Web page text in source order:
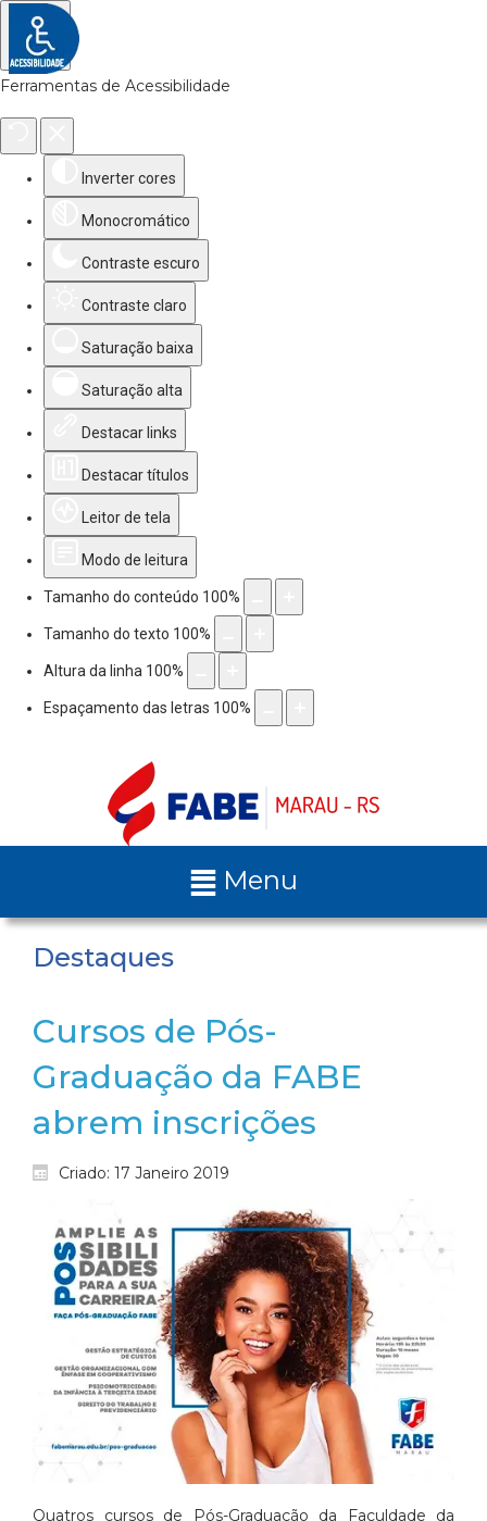
Ferramentas de Acessibilidade
Inverter cores
Monocromático
Contraste escuro
Contraste claro
Saturação baixa
Saturação alta
Destacar links
Destacar títulos
Leitor de tela
Modo de leitura
Tamanho do conteúdo 100%
Tamanho do texto 100%
Altura da linha 100%
Espaçamento das letras 100%
Menu
Destaques
Cursos de Pós-
Graduação da FABE
abrem inscrições
Criado: 17 Janeiro 2019
Quatros cursos de Pós-Graduação da Faculdade da